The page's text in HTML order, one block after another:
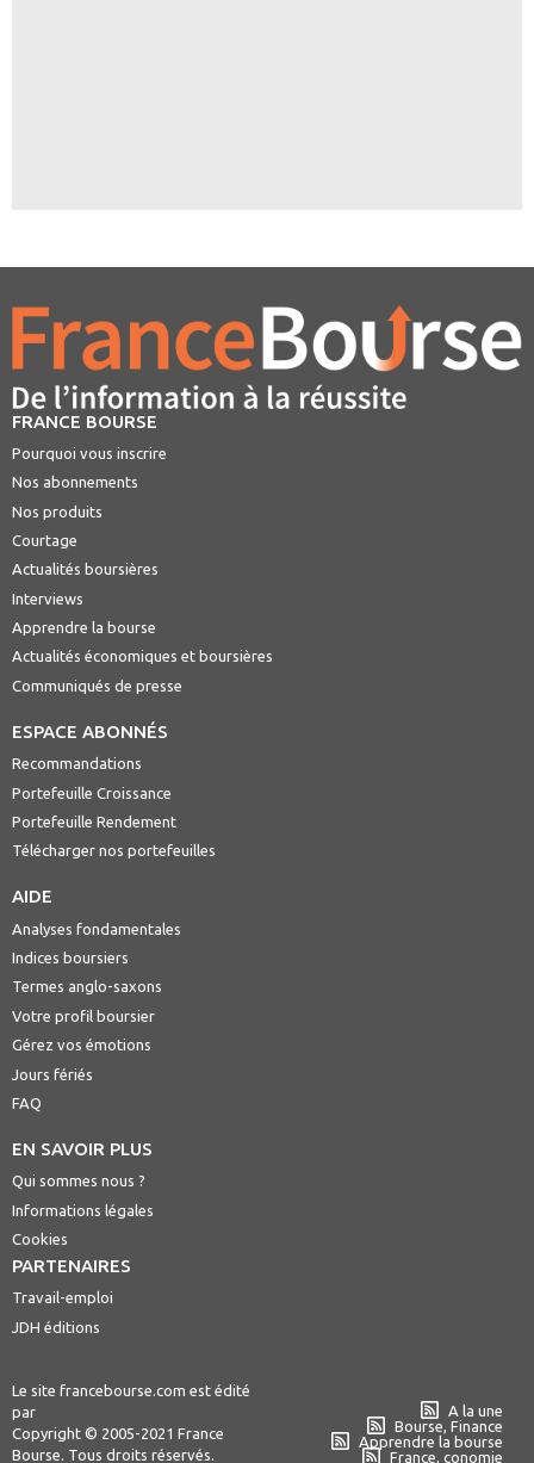
FRANCE BOURSE
Pourquoi vous inscrire
Nos abonnements
Nos produits
Courtage
Actualités boursières
Interviews
Apprendre la bourse
Actualités économiques et boursières
Communiqués de presse
ESPACE ABONNÉS
Recommandations
Portefeuille Croissance
Portefeuille Rendement
Télécharger nos portefeuilles
AIDE
Analyses fondamentales
Indices boursiers
Termes anglo-saxons
Votre profil boursier
Gérez vos émotions
Jours fériés
FAQ
EN SAVOIR PLUS
Qui sommes nous ?
Informations légales
Cookies
PARTENAIRES
Travail-emploi
JDH éditions
Le site francebourse.com est édité
par
Copyright © 2005-2021 France
Bourse. Tous droits réservés.
A la une
Bourse, Finance
Apprendre la bourse
France, conomie